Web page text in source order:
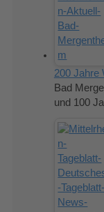
200 Jahre
Bad
und 100